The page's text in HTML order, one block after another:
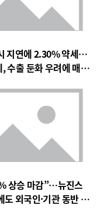
지연에 2.30% 약세…
수출 둔화 우려에 매물
상승 마감”…뉴진스
도 외국인·기관 동반 매